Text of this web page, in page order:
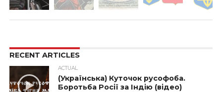
RECENT ARTICLES
ACTUAL
(Українська) Куточок русофоба.
Боротьба Росії за Індію (відео)